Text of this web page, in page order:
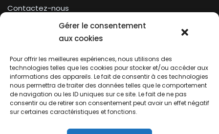
Gérer le consentement
aux cookies
Pour offrir les meilleures expériences, nous utilisons des
technologies telles que les cookies pour stocker et/ou accéder aux
informations des appareils. Le fait de consentir à ces technologies
nous permettra de traiter des données telles que le comportement
de navigation ou les ID uniques sur ce site. Le fait de ne pas
consentir ou de retirer son consentement peut avoir un effet négatif
sur certaines caractéristiques et fonctions.
Contactez-nous
Conditions générales d’utilisation
Contactez-nous